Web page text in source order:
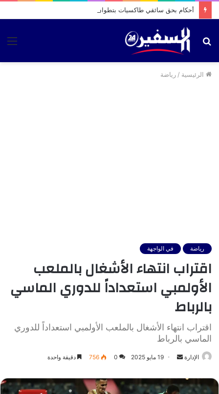
بحث
الرئيسية / رياضة
رياضة في الواجهة
اقتراب انتهاء الأشغال بالملعب
الأولمبي استعداداً للدوري الماسي
بالرباط
اقتراب انتهاء الأشغال بالملعب الأولمبي استعداداً للدوري
الماسي بالرباط
الإدارة
أرسل
إلكترونيا
19 مايو 2025 0
756 دقيقة واحدة